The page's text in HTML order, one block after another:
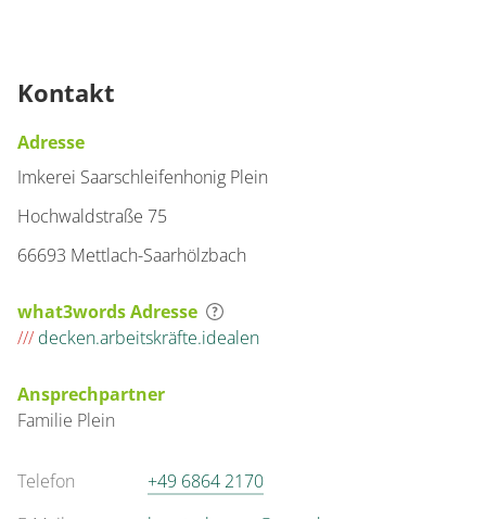
Kontakt
Adresse
Imkerei Saarschleifenhonig Plein
Hochwaldstraße 75
66693 Mettlach-Saarhölzbach
what3words Adresse
/// decken.arbeitskräfte.idealen
Ansprechpartner
Familie Plein
Telefon
+49 6864 2170